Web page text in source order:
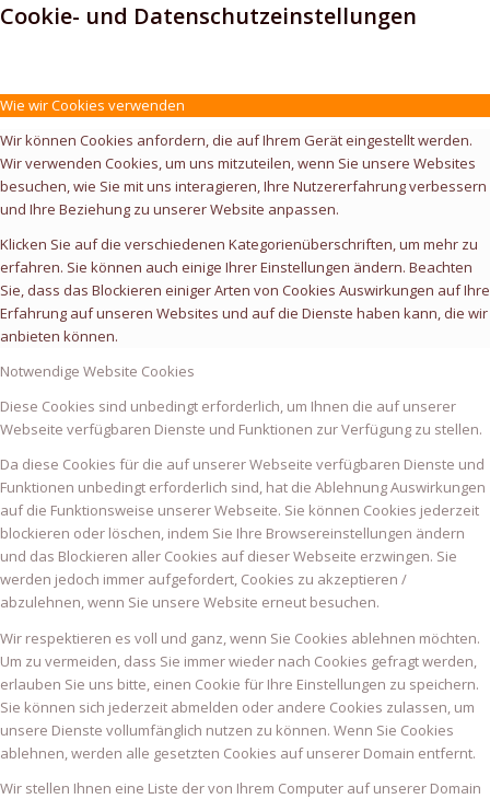
Cookie- und Datenschutzeinstellungen
Wie wir Cookies verwenden
Wir können Cookies anfordern, die auf Ihrem Gerät eingestellt werden.
Wir verwenden Cookies, um uns mitzuteilen, wenn Sie unsere Websites
besuchen, wie Sie mit uns interagieren, Ihre Nutzererfahrung verbessern
und Ihre Beziehung zu unserer Website anpassen.
Klicken Sie auf die verschiedenen Kategorienüberschriften, um mehr zu
erfahren. Sie können auch einige Ihrer Einstellungen ändern. Beachten
Sie, dass das Blockieren einiger Arten von Cookies Auswirkungen auf Ihre
Erfahrung auf unseren Websites und auf die Dienste haben kann, die wir
anbieten können.
Notwendige Website Cookies
Diese Cookies sind unbedingt erforderlich, um Ihnen die auf unserer
Webseite verfügbaren Dienste und Funktionen zur Verfügung zu stellen.
Da diese Cookies für die auf unserer Webseite verfügbaren Dienste und
Funktionen unbedingt erforderlich sind, hat die Ablehnung Auswirkungen
auf die Funktionsweise unserer Webseite. Sie können Cookies jederzeit
blockieren oder löschen, indem Sie Ihre Browsereinstellungen ändern
und das Blockieren aller Cookies auf dieser Webseite erzwingen. Sie
werden jedoch immer aufgefordert, Cookies zu akzeptieren /
abzulehnen, wenn Sie unsere Website erneut besuchen.
Wir respektieren es voll und ganz, wenn Sie Cookies ablehnen möchten.
Um zu vermeiden, dass Sie immer wieder nach Cookies gefragt werden,
erlauben Sie uns bitte, einen Cookie für Ihre Einstellungen zu speichern.
Sie können sich jederzeit abmelden oder andere Cookies zulassen, um
unsere Dienste vollumfänglich nutzen zu können. Wenn Sie Cookies
ablehnen, werden alle gesetzten Cookies auf unserer Domain entfernt.
Wir stellen Ihnen eine Liste der von Ihrem Computer auf unserer Domain